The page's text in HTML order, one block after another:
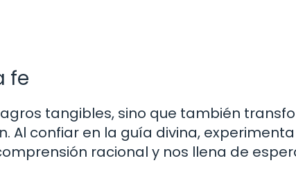
fe
tangibles, sino que también
Al confiar en la guía divina,
racional y nos llena de